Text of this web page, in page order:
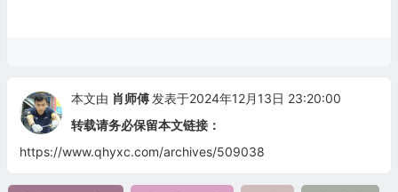
本文由 肖师傅 发表于2024年12月13日 23:20:00
转载请务必保留本文链接：
https://www.qhyxc.com/archives/509038